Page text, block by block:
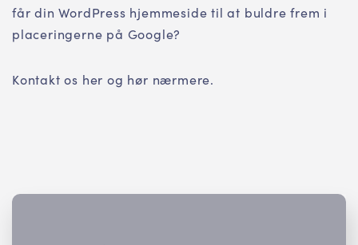
får din WordPress hjemmeside til at buldre frem i
placeringerne på Google?
Kontakt os her og hør nærmere.